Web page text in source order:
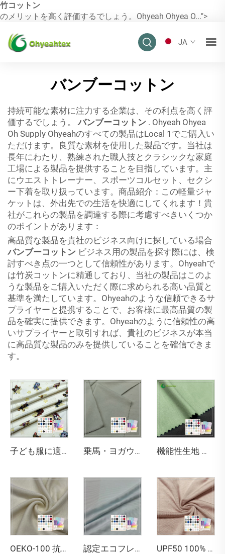
竹コットン
のメリットを高く評価するでしょう。Ohyeah Ohyea O...">
JA
バンブーコットン
持続可能な素材に注力する企業は、その利点を高く評
価するでしょう。 バンブーコットン . Ohyeah Ohyea
Oh Supply Ohyeahのすべての製品はLocal 1でご購入い
ただけます。良質な素材を使用した製品です。当社は
長年にわたり、熟練された職人技とクラシックな家庭
工場による製品を提供することを目指しています。主
にウエストトレーナー、スポーツコルセット、セクシ
ー下着を取り扱っています。商品紹介：この軽量ジャ
ケットは、外出先での生活を快適にしてくれます！貴
社がこれらの製品を調達する際に考慮すべきいくつか
のポイントがあります：
高品質な製品を貴社のビジネス向けに探している場合
バンブーコットン ビジネス用の製品を探す際には、検
討すべき点の一つとして信頼性があります。Ohyeahで
は竹炭コットンに精通しており、当社の製品はこのよ
うな製品をご購入いただく際に求められる高い品質と
基準を満たしています。Ohyeahのような信頼できるサ
プライヤーと提携することで、お客様に最高品質の製
品を確実に提供できます。Ohyeahのように信頼性の高
いサプライヤーと取引すれば、貴社のビジネスが本当
に高品質な製品のみを提供していることを確信できま
す。
子ども服に適した、かわいらしいプリント入り220gsm 95% バンブー 5% スパンデックスジャージ生地 乗馬・ヨガウェア向けの高度な290GSM竹混紡ジャージ 機能性生地 モイスチャー・ウイッキング 45% 竹 20% シーセル 29% ソロナ 6% スパンデックス ジャージ生地（単層）スポーツウェア用
OEKO-100 抗菌防臭 100% バンブーファイバー エコフレンドリー 吸湿性あり 220gsm リブ生地（スウェットシャツ用） 認定エコフレンドリー 95% バンブー 5% スパンデックス ストレッチジャージ生地 2x2 リブ編み（ベビーTシャツ・衣料品用） UPF50 100% バンブーファイバー ストレッチ生地 抗菌・吸湿性あり 環境にやさしい無地染め 生地（スポーツウェア、シャツ、ドレス用）